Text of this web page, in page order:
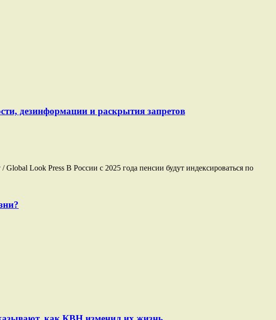
дезинформации и раскрытия запретов
Look Press В России с 2025 года пенсии будут индексироваться по